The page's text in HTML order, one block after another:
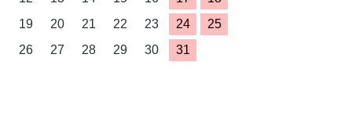
19
20 21 22 23 24
25
26
27 28 29 30 31